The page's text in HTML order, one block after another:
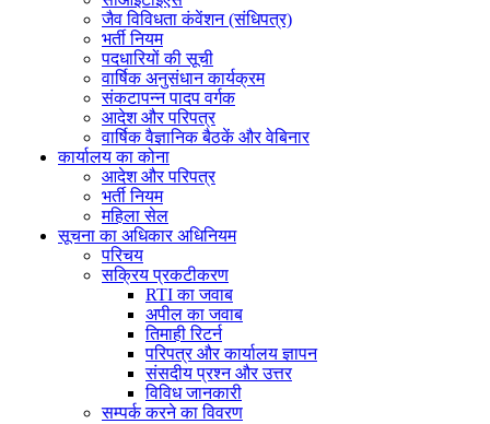
जैव विविधता कंवेंशन (संधिपत्र)
भर्ती नियम
पदधारियों की सूची
वार्षिक अनुसंधान कार्यक्रम
संकटापन्न पादप वर्गक
आदेश और परिपत्र
वार्षिक वैज्ञानिक बैठकें और वेबिनार
कार्यालय का कोना
आदेश और परिपत्र
भर्ती नियम
महिला सेल
सूचना का अधिकार अधिनियम
परिचय
सक्रिय प्रकटीकरण
RTI का जवाब
अपील का जवाब
तिमाही रिटर्न
परिपत्र और कार्यालय ज्ञापन
संसदीय प्रश्न और उत्तर
विविध जानकारी
सम्पर्क करने का विवरण